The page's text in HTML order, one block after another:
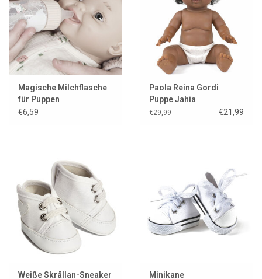
Magische Milchflasche
für Puppen
€6,59
Paola Reina Gordi
Puppe Jahia
€29,99 €21,99
Weiße Skrållan-Sneaker
Minikane